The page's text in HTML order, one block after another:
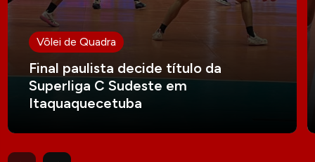
Vôlei de Quadra
Final paulista decide título da
Superliga C Sudeste em
Itaquaquecetuba